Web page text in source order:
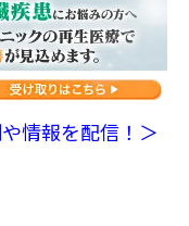
情報を配信！＞